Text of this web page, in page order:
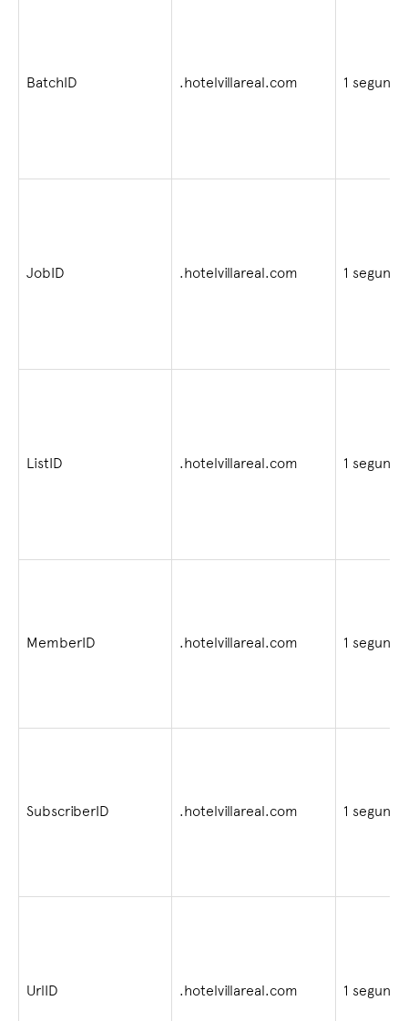
BatchID .hotelvillareal.com 1 segundo
JobID .hotelvillareal.com 1 segundo
ListID .hotelvillareal.com 1 segundo
MemberID .hotelvillareal.com 1 segundo
SubscriberID .hotelvillareal.com 1 segundo
UrlID .hotelvillareal.com 1 segundo